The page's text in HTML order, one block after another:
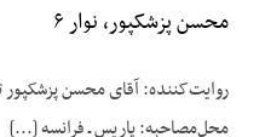
محسن پزشکپور، نوار ۶
محل‌مصاحبه: پاریس ـ فرانسه [...]